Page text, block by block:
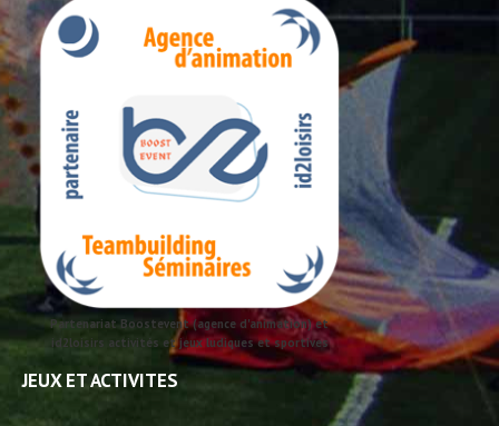
Partenariat Boostevent (agence d'animation) et
id2loisirs activités et jeux ludiques et sportives
JEUX ET ACTIVITES